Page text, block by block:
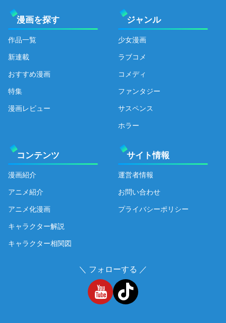
漫画を探す
作品一覧
新連載
おすすめ漫画
特集
漫画レビュー
ジャンル
少女漫画
ラブコメ
コメディ
ファンタジー
サスペンス
ホラー
コンテンツ
漫画紹介
アニメ紹介
アニメ化漫画
キャラクター解説
キャラクター相関図
サイト情報
運営者情報
お問い合わせ
プライバシーポリシー
＼ フォローする ／